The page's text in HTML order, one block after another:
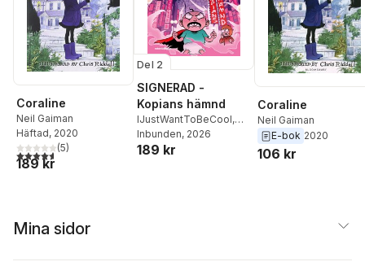
Coraline
Neil Gaiman
Häftad, 2020
4,6utav 5 stjärnor. Totalt antal röster:
(5)
189 kr
Del 2
SIGNERAD -
Kopians hämnd
IJustWantToBeCool,
Joel Adolphson
Ejdemo Beer
Inbunden, 2026
189 kr
Coraline
Neil Gaiman
E-bok 2020
106 kr
Mina sidor